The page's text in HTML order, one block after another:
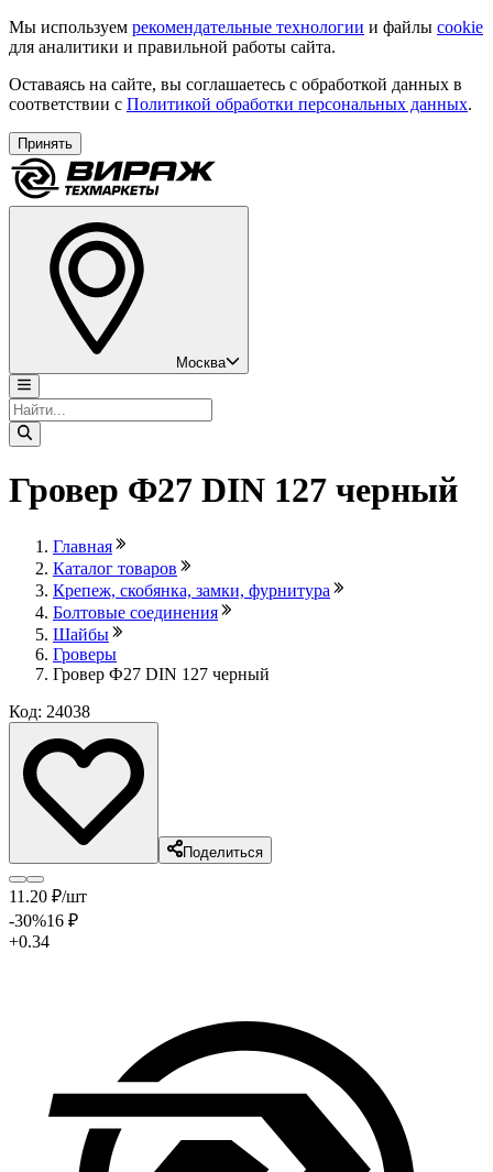
Мы используем рекомендательные технологии и файлы cookie
для аналитики и правильной работы сайта.
Оставаясь на сайте, вы соглашаетесь с обработкой данных в
соответствии с Политикой обработки персональных данных.
Принять
Москва
Гровер Ф27 DIN 127 черный
Главная
Каталог товаров
Крепеж, скобянка, замки, фурнитура
Болтовые соединения
Шайбы
Гроверы
Гровер Ф27 DIN 127 черный
Код: 24038
Поделиться
11 .20 ₽/шт
-30%16 ₽
+0.34